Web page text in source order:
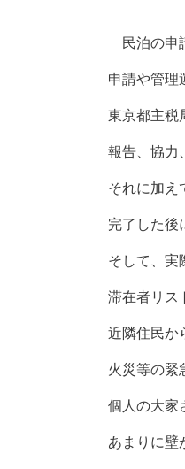
民泊の申
申請や管理
東京都主税
報告、協力
それに加え
完了した後
そして、実
滞在者リス
近隣住民か
火災等の緊
個人の大家
あまりに壁